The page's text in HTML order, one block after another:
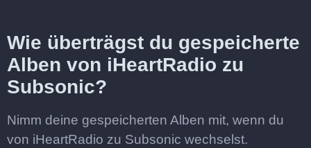
Wie überträgst du gespeicherte
Alben von iHeartRadio zu
Subsonic?
Nimm deine gespeicherten Alben mit, wenn du
von iHeartRadio zu Subsonic wechselst.